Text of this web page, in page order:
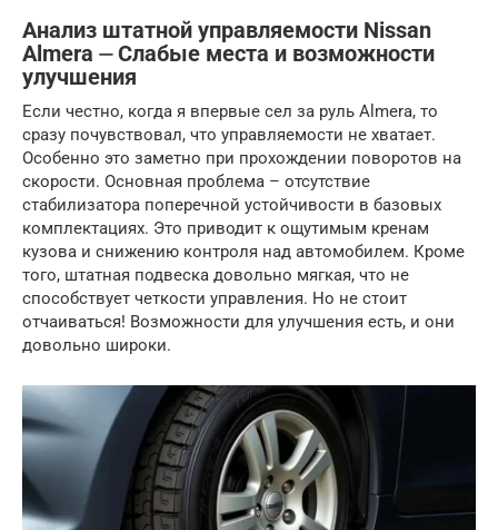
Анализ штатной управляемости Nissan
Almera ⏤ Слабые места и возможности
улучшения
Если честно, когда я впервые сел за руль Almera, то
сразу почувствовал, что управляемости не хватает.
Особенно это заметно при прохождении поворотов на
скорости. Основная проблема – отсутствие
стабилизатора поперечной устойчивости в базовых
комплектациях. Это приводит к ощутимым кренам
кузова и снижению контроля над автомобилем. Кроме
того, штатная подвеска довольно мягкая, что не
способствует четкости управления. Но не стоит
отчаиваться! Возможности для улучшения есть, и они
довольно широки.